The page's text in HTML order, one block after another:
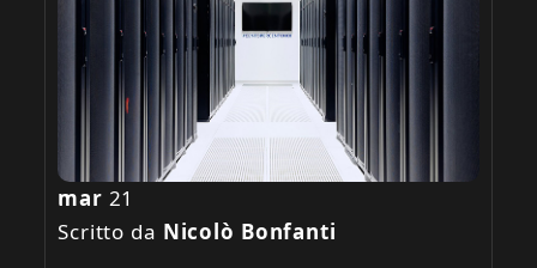
mar 21
Scritto da Nicolò Bonfanti